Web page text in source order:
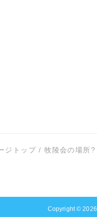
ジトップ/牧陵会の場所?
Copyright © 2026